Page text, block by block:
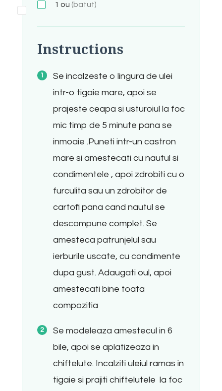
1 ou (batut)
Instructions
Se incalzeste o lingura de ulei
intr-o tigaie mare, apoi se
prajeste ceapa si usturoiul la foc
mic timp de 5 minute pana se
inmoaie .Puneti intr-un castron
mare si amestecati cu nautul si
condimentele , apoi zdrobiti cu o
furculita sau un zdrobitor de
cartofi pana cand nautul se
descompune complet. Se
amesteca patrunjelul sau
ierburile uscate, cu condimente
dupa gust. Adaugati oul, apoi
amestecati bine toata
compozitia
Se modeleaza amestecul in 6
bile, apoi se aplatizeaza in
chiftelute. Incalziti uleiul ramas in
tigaie si prajiti chiftelutele la foc